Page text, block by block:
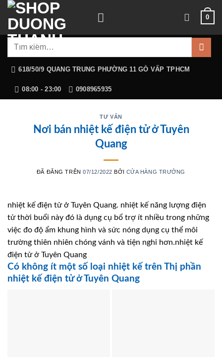
Chuyển
đến
nội
dung
0
Tìm
618/50/9 QUANG TRUNG PHƯỜNG 11 GÒ VẤP TPHCM
08:00 - 23:00 0908965935
TƯ VẤN
Nơi bán nhiệt kế điện tử ở Tuyên
Quang
ĐÃ ĐĂNG TRÊN07/12/2022 BỞI CỬA HÀNG TRƯỞNG
nhiệt kế điện tử ở Tuyên Quang. nhiệt kế năng lượng điện
tử thời buổi này đó là dụng cụ bổ trợ ít nhiều trong những
việc đo độ ẩm khung hình và sức nóng dụng cụ thể môi
trường thiên nhiên chóng vánh và tiện nghi hơn.nhiệt kế
điện tử ở Tuyên Quang
Có không ít một số loại nhiệt kế trên Thị phần
nhiệt kế điện tử ở Tuyên Quang